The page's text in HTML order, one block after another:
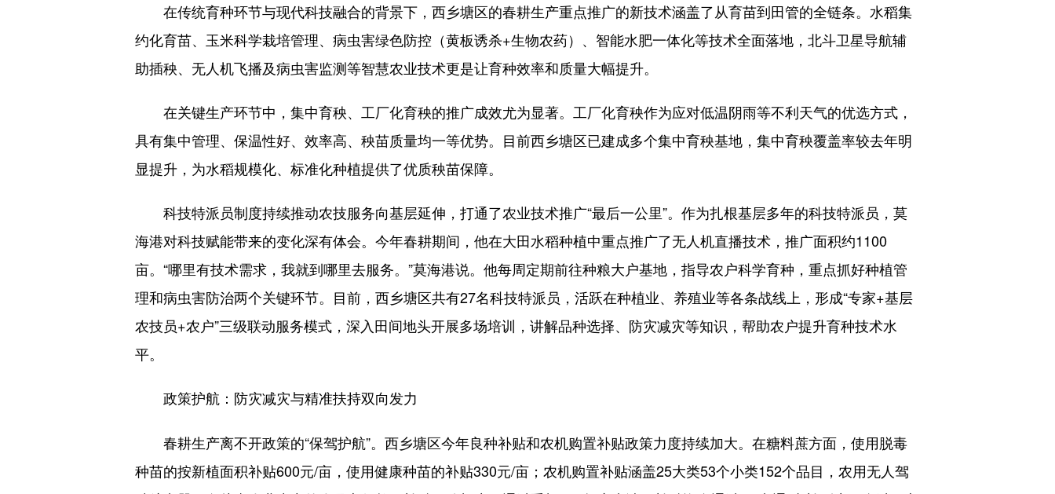
在传统育种环节与现代科技融合的背景下，西乡塘区的春耕生产重点推广的新技术涵盖了从育苗到田管的全链条。水稻集
约化育苗、玉米科学栽培管理、病虫害绿色防控（黄板诱杀+生物农药）、智能水肥一体化等技术全面落地，北斗卫星导航辅
助插秧、无人机飞播及病虫害监测等智慧农业技术更是让育种效率和质量大幅提升。
在关键生产环节中，集中育秧、工厂化育秧的推广成效尤为显著。工厂化育秧作为应对低温阴雨等不利天气的优选方式，
具有集中管理、保温性好、效率高、秧苗质量均一等优势。目前西乡塘区已建成多个集中育秧基地，集中育秧覆盖率较去年明
显提升，为水稻规模化、标准化种植提供了优质秧苗保障。
科技特派员制度持续推动农技服务向基层延伸，打通了农业技术推广“最后一公里”。作为扎根基层多年的科技特派员，莫
海港对科技赋能带来的变化深有体会。今年春耕期间，他在大田水稻种植中重点推广了无人机直播技术，推广面积约1100
亩。“哪里有技术需求，我就到哪里去服务。”莫海港说。他每周定期前往种粮大户基地，指导农户科学育种，重点抓好种植管
理和病虫害防治两个关键环节。目前，西乡塘区共有27名科技特派员，活跃在种植业、养殖业等各条战线上，形成“专家+基层
农技员+农户”三级联动服务模式，深入田间地头开展多场培训，讲解品种选择、防灾减灾等知识，帮助农户提升育种技术水
平。
政策护航：防灾减灾与精准扶持双向发力
春耕生产离不开政策的“保驾护航”。西乡塘区今年良种补贴和农机购置补贴政策力度持续加大。在糖料蔗方面，使用脱毒
种苗的按新植面积补贴600元/亩，使用健康种苗的补贴330元/亩；农机购置补贴涵盖25大类53个小类152个品目，农用无人驾